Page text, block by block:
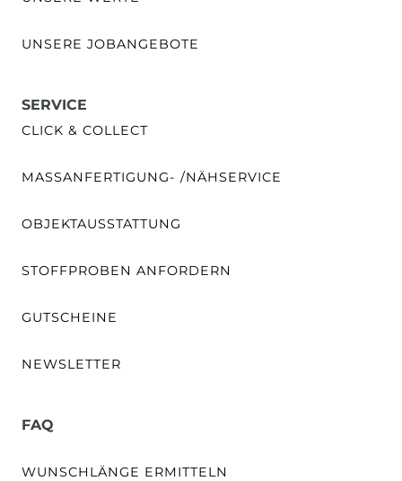
UNSERE JOBANGEBOTE
SERVICE
CLICK & COLLECT
MASSANFERTIGUNG- /NÄHSERVICE
OBJEKTAUSSTATTUNG
STOFFPROBEN ANFORDERN
GUTSCHEINE
NEWSLETTER
FAQ
WUNSCHLÄNGE ERMITTELN